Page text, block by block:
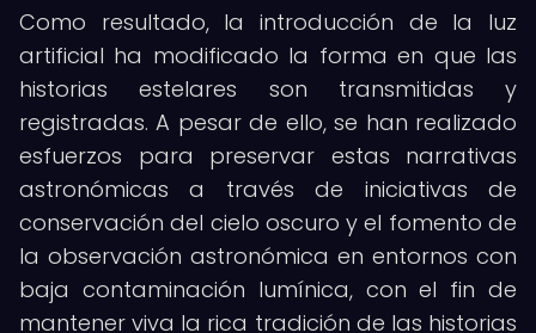
Como resultado, la introducción de la luz
artificial ha modificado la forma en que las
historias estelares son transmitidas y
registradas. A pesar de ello, se han realizado
esfuerzos para preservar estas narrativas
astronómicas a través de iniciativas de
conservación del cielo oscuro y el fomento de
la observación astronómica en entornos con
baja contaminación lumínica, con el fin de
mantener viva la rica tradición de las historias